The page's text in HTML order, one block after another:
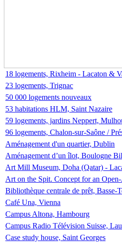
18 logements, Rixheim - Lacaton &
23 logements, Trignac
50 000 logements nouveaux
53 habitations HLM, Saint Nazaire
59 logements, jardins Neppert,
96 logements, Chalon-sur-Saône /
Aménagement d'un quartier, Dublin
Aménagement d’un îlot, Boulogne
Art Mill Museum, Doha (Qatar) -
Art on the Spit. Concept for an
Bibliothèque centrale de prêt, Basse-
Café Una, Vienna
Campus Altona, Hambourg
Campus Radio Télévision Suisse,
Case study house, Saint Georges